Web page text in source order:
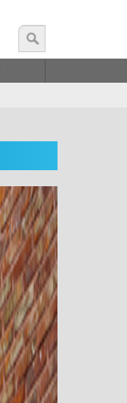
búsqueda